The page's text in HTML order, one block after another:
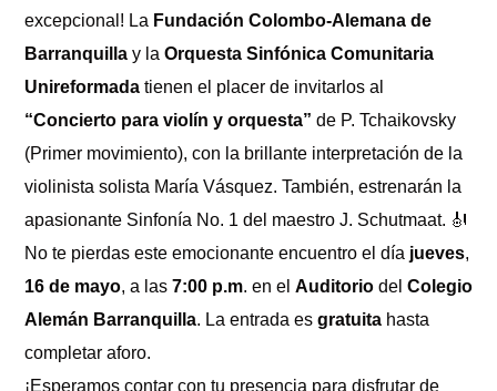
online
+diurnos
excepcional! La Fundación Colombo-Alemana de
Barranquilla y la Orquesta Sinfónica Comunitaria
Unireformada tienen el placer de invitarlos al
“Concierto para violín y orquesta” de P. Tchaikovsky
(Primer movimiento), con la brillante interpretación de la
violinista solista María Vásquez. También, estrenarán la
apasionante Sinfonía No. 1 del maestro J. Schutmaat. 🎻
No te pierdas este emocionante encuentro el día jueves,
16 de mayo, a las 7:00 p.m. en el Auditorio del Colegio
Alemán Barranquilla. La entrada es gratuita hasta
completar aforo.
¡Esperamos contar con tu presencia para disfrutar de